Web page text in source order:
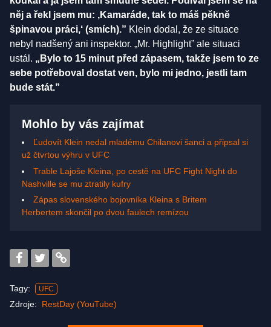
něj a řekl jsem mu: ‚Kamaráde, tak to máš pěkně
špinavou práci‚‘ (smích).” Klein dodal, že ze situace
nebyl nadšený ani inspektor. „Mr. Highlight” ale situaci
ustál. „Bylo to 15 minut před zápasem, takže jsem to ze
sebe potřeboval dostat ven, bylo mi jedno, jestli tam
bude stát.”
Mohlo by vás zajímat
Ľudovít Klein nedal mladému Chilanovi šanci a připsal si
už čtvrtou výhru v UFC
Trable Lajoše Kleina, po cestě na UFC Fight Night do
Nashville se mu ztratily kufry
Zápas slovenského bojovníka Kleina s Britem
Herbertem skončil po dvou faulech remízou
Tagy: UFC
Zdroje: RestDay (YouTube)